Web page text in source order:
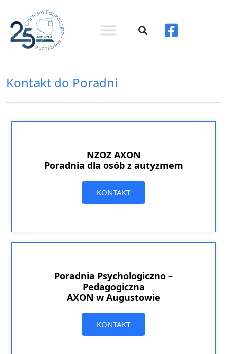
Kontakt do Poradni
NZOZ AXON
Poradnia dla osób z autyzmem
KONTAKT
Poradnia Psychologiczno –
Pedagogiczna
AXON w Augustowie
KONTAKT